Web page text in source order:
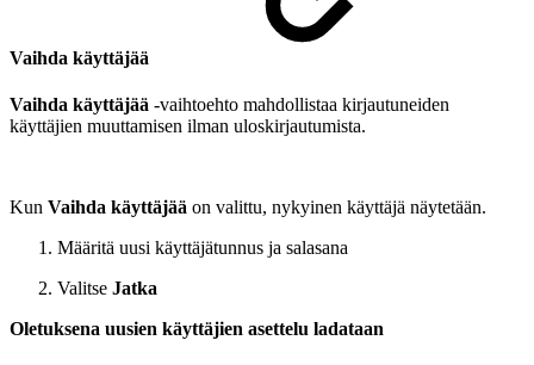
Vaihda käyttäjää
Vaihda käyttäjää -vaihtoehto mahdollistaa kirjautuneiden
käyttäjien muuttamisen ilman uloskirjautumista.
Kun Vaihda käyttäjää on valittu, nykyinen käyttäjä näytetään.
Määritä uusi käyttäjätunnus ja salasana
Valitse Jatka
Oletuksena uusien käyttäjien asettelu ladataan